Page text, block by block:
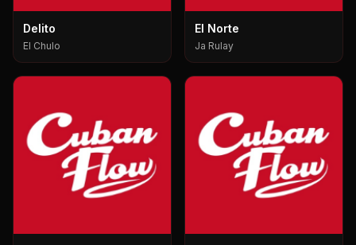
Delito
El Chulo
El Norte
Ja Rulay